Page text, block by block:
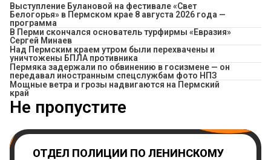
Выступление Булановой на фестивале «Свет
Белогорья» в Пермском крае 8 августа 2026 года —
программа
В Перми скончался основатель турфирмы «Евразия»
Сергей Минаев
Над Пермским краем утром были перехвачены и
уничтожены БПЛА противника
Пермяка задержали по обвинению в госизмене — он
передавал иностранным спецслужбам фото НПЗ
Мощные ветра и грозы надвигаются на Пермский
край
Не пропустите
ОТДЕЛ ПОЛИЦИИ ПО ЛЕНИНСКОМУ